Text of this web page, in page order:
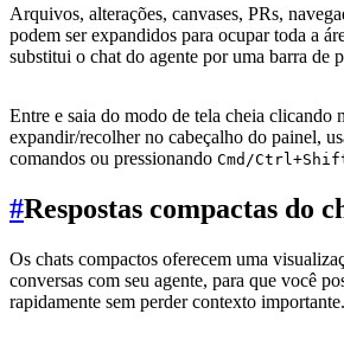
Arquivos, alterações, canvases, PRs,
podem ser expandidos para ocupar toda a
substitui o chat do agente por uma barra de
Entre e saia do modo de tela cheia clicando
expandir/recolher no cabeçalho do painel,
comandos ou pressionando Cmd/
#Respostas compactas do
Os chats compactos oferecem uma
conversas com seu agente, para que você
rapidamente sem perder contexto importante.